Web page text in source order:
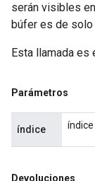
serán visibles
búfer es de solo
Esta llamada es
Parámetros
índice
Devoluciones